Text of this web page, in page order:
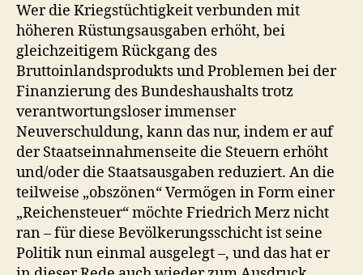
Wer die Kriegstüchtigkeit verbunden mit
höheren Rüstungsausgaben erhöht, bei
gleichzeitigem Rückgang des
Bruttoinlandsprodukts und Problemen bei der
Finanzierung des Bundeshaushalts trotz
verantwortungsloser immenser
Neuverschuldung, kann das nur, indem er auf
der Staatseinnahmenseite die Steuern erhöht
und/oder die Staatsausgaben reduziert. An die
teilweise „obszönen“ Vermögen in Form einer
„Reichensteuer“ möchte Friedrich Merz nicht
ran – für diese Bevölkerungsschicht ist seine
Politik nun einmal ausgelegt –, und das hat er